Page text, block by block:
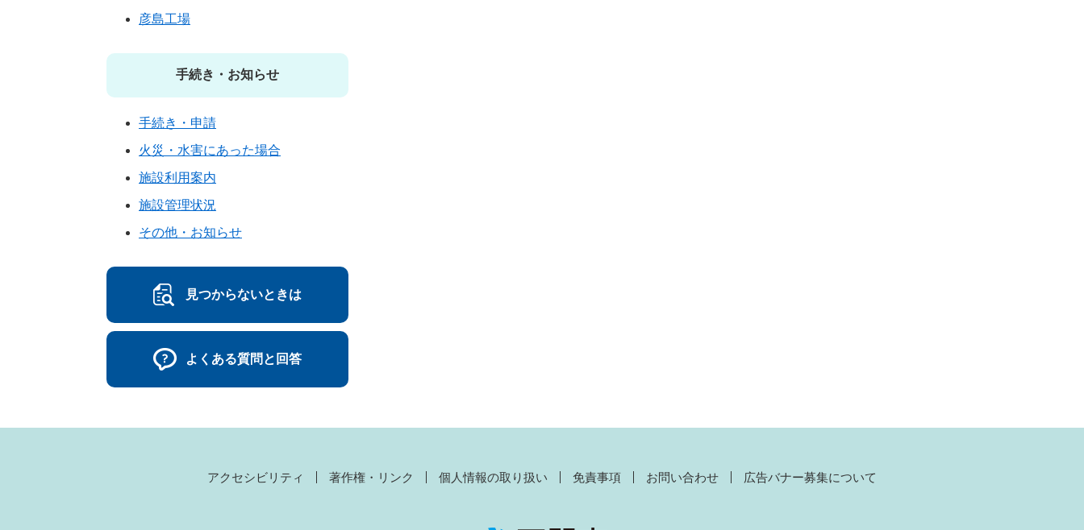
彦島工場
手続き・お知らせ
手続き・申請
火災・水害にあった場合
施設利用案内
施設管理状況
その他・お知らせ
見つからないときは
よくある質問と回答
アクセシビリティ 著作権・リンク 個人情報の取り扱い 免責事項 お問い合わせ 広告バナー募集について